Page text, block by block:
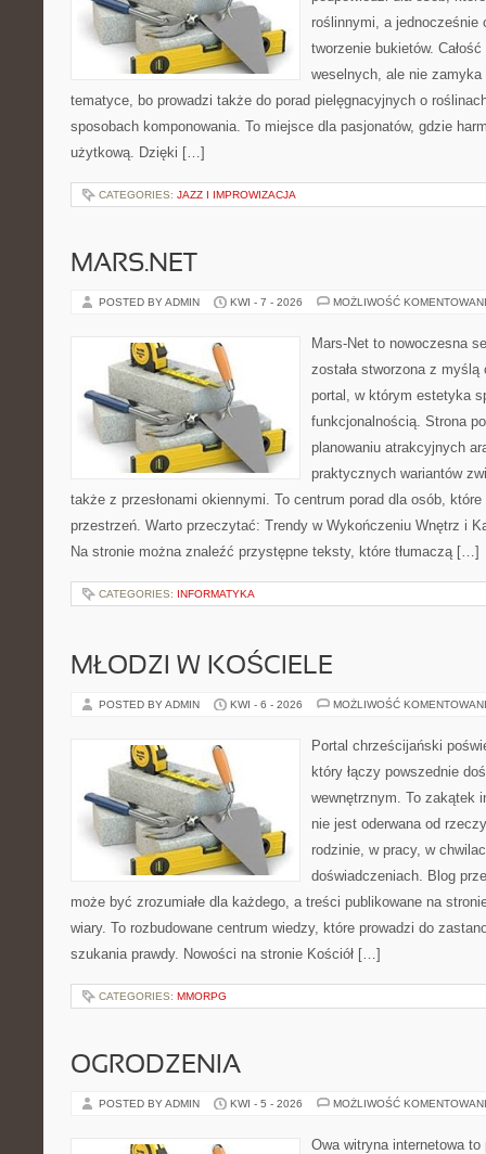
roślinnymi, a jednocześnie
tworzenie bukietów.
weselnych, ale nie zamyka
tematyce, bo prowadzi także do porad pielęgnacyjnych o
sposobach komponowania. To miejsce dla pasjonatów, gdzie
użytkową. Dzięki […]
CATEGORIES: JAZZ I IMPROWIZACJA
MARS.NET
POSTED BY ADMIN KWI - 7 - 2026 MOŻLIWOŚĆ
Mars-Net to nowoczesna
została stworzona z
portal, w którym estetyka
funkcjonalnością. Strona
planowaniu atrakcyjnych
praktycznych wariantów
także z przesłonami okiennymi. To centrum porad dla osób,
przestrzeń. Warto przeczytać: Trendy w Wykończeniu Wnętrz i
Na stronie można znaleźć przystępne teksty, które tłumaczą […]
CATEGORIES: INFORMATYKA
MŁODZI W KOŚCIELE
POSTED BY ADMIN KWI - 6 - 2026 MOŻLIWOŚĆ
Portal chrześcijański
który łączy powszednie
wewnętrznym. To zakątek
nie jest oderwana od
rodzinie, w pracy, w
doświadczeniach. Blog
może być zrozumiałe dla każdego, a treści publikowane na
wiary. To rozbudowane centrum wiedzy, które prowadzi do
szukania prawdy. Nowości na stronie Kościół […]
CATEGORIES: MMORPG
OGRODZENIA
POSTED BY ADMIN KWI - 5 - 2026 MOŻLIWOŚĆ
Owa witryna internetowa